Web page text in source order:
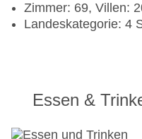
Zimmer: 69, Villen:
Landeskategorie: 4
Essen &